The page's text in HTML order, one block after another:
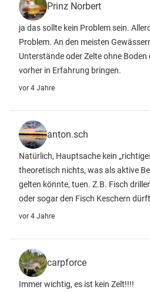
Prinz Norbert
ja das sollte kein Problem sein.
Problem. An den meisten
Unterstände oder Zelte ohne
vorher in Erfahrung bringen.
vor 4 Jahre
anton.sch
Natürlich, Hauptsache kein
theoretisch nichts, was als aktive
gelten könnte, tuen. Z.B. Fisch
oder sogar den Fisch Keschern
vor 4 Jahre
carpforce
Immer wichtig, es ist kein Zelt!!!!